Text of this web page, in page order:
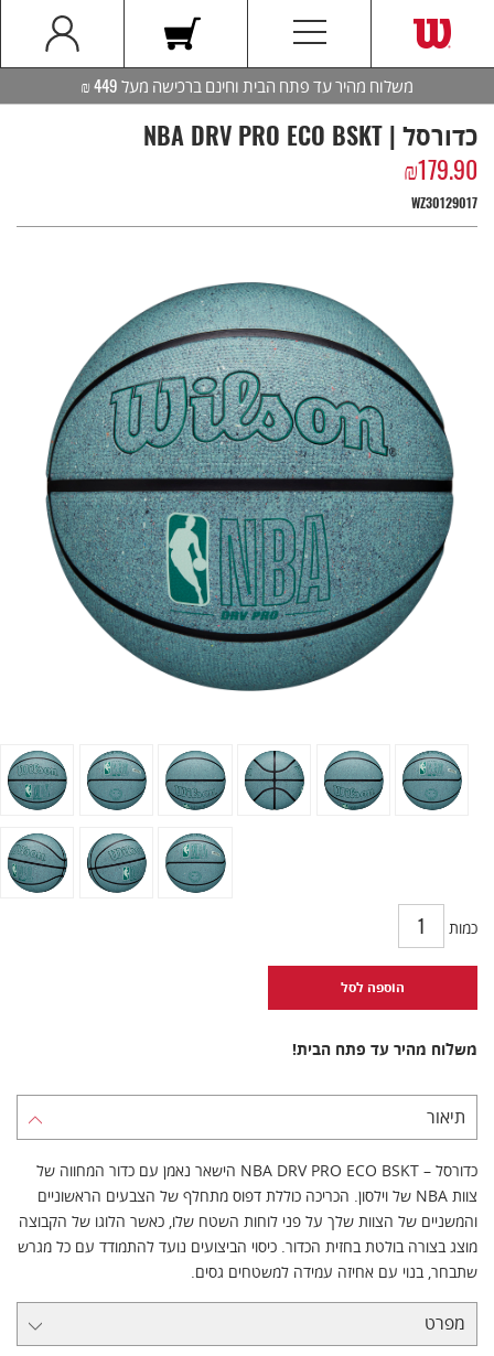
משלוח מהיר עד פתח הבית וחינם ברכישה מעל 449 ₪
כדורסל | NBA DRV PRO ECO BSKT
₪179.90
WZ30129017
כמות
הוספה לסל
משלוח מהיר עד פתח הבית!
תיאור
כדורסל – NBA DRV PRO ECO BSKT הישאר נאמן עם כדור המחווה של
צוות NBA של וילסון. הכריכה כוללת דפוס מתחלף של הצבעים הראשוניים
והמשניים של הצוות שלך על פני לוחות השטח שלו, כאשר הלוגו של הקבוצה
מוצג בצורה בולטת בחזית הכדור. כיסוי הביצועים נועד להתמודד עם כל מגרש
שתבחר, בנוי עם אחיזה עמידה למשטחים גסים.
מפרט